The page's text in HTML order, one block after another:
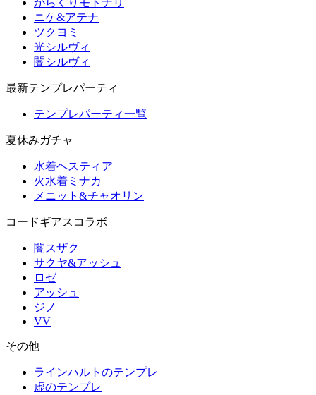
からくりモトナリ
ニケ&アテナ
ツクヨミ
光シルヴィ
闇シルヴィ
最新テンプレパーティ
テンプレパーティ一覧
夏休みガチャ
水着ヘスティア
火水着ミナカ
メニット&チャオリン
コードギアスコラボ
闇スザク
サクヤ&アッシュ
ロゼ
アッシュ
ジノ
VV
その他
ラインハルトのテンプレ
虚のテンプレ